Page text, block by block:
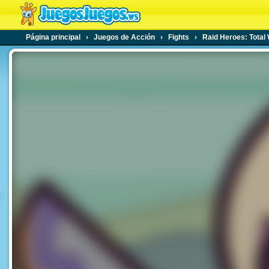
Página principal › Juegos de Acción › Fights › Raid Heroes: Total